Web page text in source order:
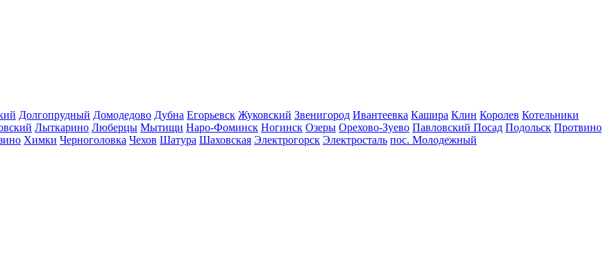
Долгопрудный Домодедово Дубна Егорьевск Жуковский Звенигород Ивантеевка Кашира Клин Королев Котельники
Лыткарино Люберцы Мытищи Наро-Фоминск Ногинск Озеры Орехово-Зуево Павловский Посад Подольск Протвино
Химки Черноголовка Чехов Шатура Шаховская Электрогорск Электросталь пос. Молодежный